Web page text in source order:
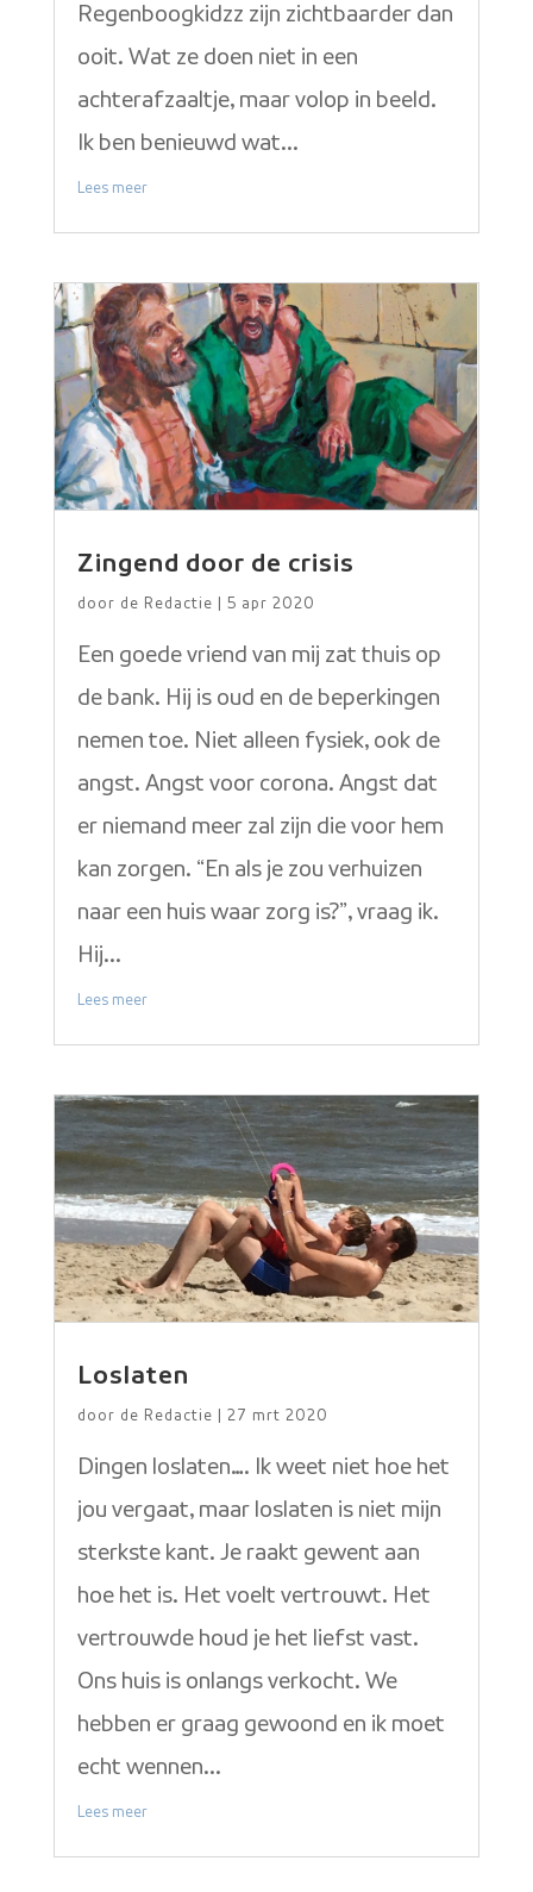
Regenboogkidzz zijn zichtbaarder dan
ooit. Wat ze doen niet in een
achterafzaaltje, maar volop in beeld.
Ik ben benieuwd wat...
Lees meer
Zingend door de crisis
door de Redactie 5 apr 2020
Een goede vriend van mij zat thuis op
de bank. Hij is oud en de beperkingen
nemen toe. Niet alleen fysiek, ook de
angst. Angst voor corona. Angst dat
er niemand meer zal zijn die voor hem
kan zorgen. “En als je zou verhuizen
naar een huis waar zorg is?”, vraag ik.
Hij...
Lees meer
Loslaten
door de Redactie 27 mrt 2020
Dingen loslaten…. Ik weet niet hoe het
jou vergaat, maar loslaten is niet mijn
sterkste kant. Je raakt gewent aan
hoe het is. Het voelt vertrouwt. Het
vertrouwde houd je het liefst vast.
Ons huis is onlangs verkocht. We
hebben er graag gewoond en ik moet
echt wennen...
Lees meer